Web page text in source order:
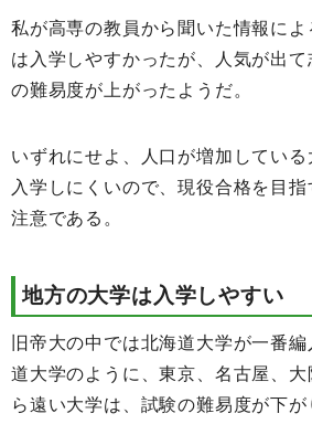
私が高専の教員から聞いた情報に
は入学しやすかったが、人気が出
の難易度が上がったようだ。
いずれにせよ、人口が増加してい
入学しにくいので、現役合格を目
注意である。
地方の大学は入学しやすい
旧帝大の中では北海道大学が一番
道大学のように、東京、名古屋、
ら遠い大学は、試験の難易度が下